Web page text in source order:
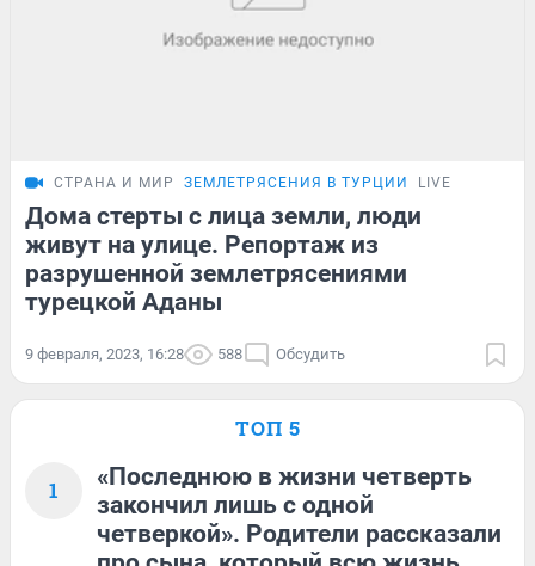
СТРАНА И МИР ЗЕМЛЕТРЯСЕНИЯ В ТУРЦИИ LIVE
Дома стерты с лица земли, люди
живут на улице. Репортаж из
разрушенной землетрясениями
турецкой Аданы
9 февраля, 2023, 16:28 588 Обсудить
ТОП 5
1
«Последнюю в жизни четверть
закончил лишь с одной
четверкой». Родители рассказали